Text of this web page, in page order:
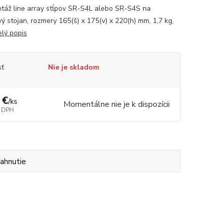
line array stĺpov SR-S4L alebo SR-S4S na
stojan, rozmery 165(š) x 175(v) x 220(h) mm, 1,7 kg,
popis
Nie je skladom
/ks Momentálne nie je k dispozícii